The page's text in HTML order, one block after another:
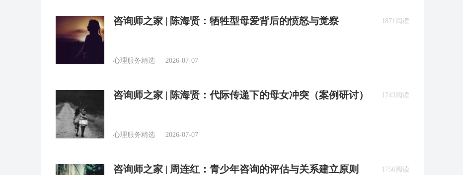
咨询师之家 | 陈海贤：牺牲型母爱背后的愤怒与觉察
心理服务精选 2026-07-07
1871阅读
咨询师之家 | 陈海贤：代际传递下的母女冲突（案例研讨）
心理服务精选 2026-07-07
1743阅读
咨询师之家 | 周连红：青少年咨询的评估与关系建立原则 1756阅读